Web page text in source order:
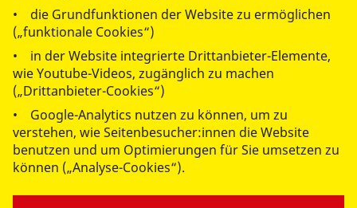
© 2026 ASB Regionalverband Kassel-Nordhessen
Impressum
Datenschutz
Webex
• die Grundfunktionen der Website zu ermöglichen
(„funktionale Cookies“)
• in der Website integrierte Drittanbieter-Elemente,
wie Youtube-Videos, zugänglich zu machen
(„Drittanbieter-Cookies“)
• Google-Analytics nutzen zu können, um zu
verstehen, wie Seitenbesucher:innen die Website
benutzen und um Optimierungen für Sie umsetzen zu
können („Analyse-Cookies“).